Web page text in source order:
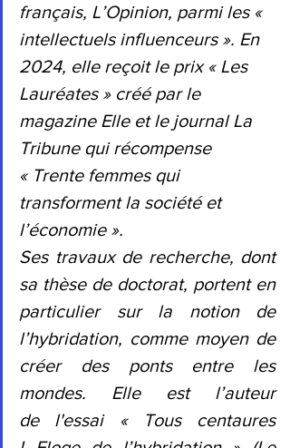
français, L’Opinion, parmi les «
intellectuels influenceurs ». En
2024, elle reçoit le prix « Les
Lauréates » créé par le
magazine Elle et le journal La
Tribune qui récompense
« Trente femmes qui
transforment la société et
l’économie ».
Ses travaux de recherche, dont
sa thèse de doctorat, portent en
particulier sur la notion de
l’hybridation, comme moyen de
créer des ponts entre les
mondes. Elle est l’auteur
de l'essai « Tous centaures